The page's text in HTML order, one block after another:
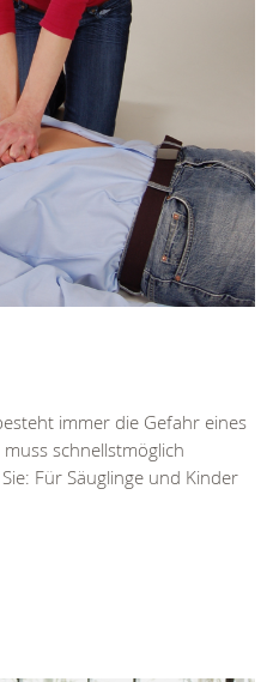
immer die Gefahr eines
schnellstmöglich
Für Säuglinge und Kinder